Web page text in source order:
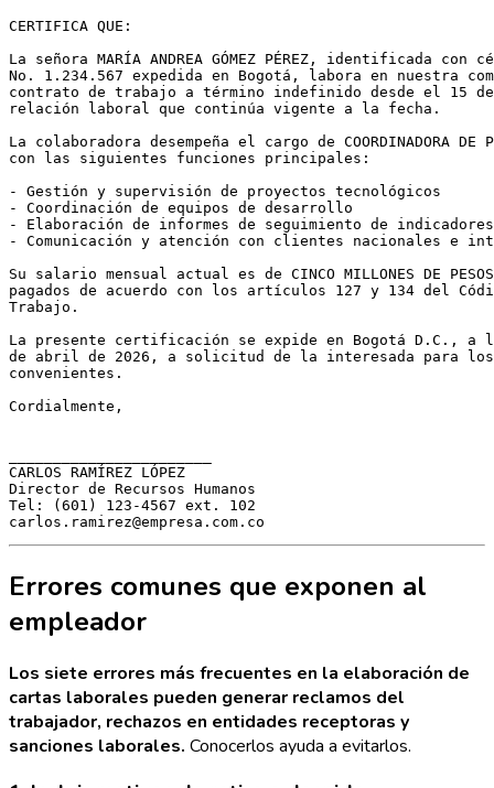
CERTIFICA QUE:
La señora MARÍA ANDREA GÓMEZ PÉREZ, identificada con
No. 1.234.567 expedida en Bogotá, labora en nuestra
contrato de trabajo a término indefinido desde el 15 de
relación laboral que continúa vigente a la fecha.
La colaboradora desempeña el cargo de COORDINADORA DE
con las siguientes funciones principales:
- Gestión y supervisión de proyectos tecnológicos
- Coordinación de equipos de desarrollo
- Elaboración de informes de seguimiento de indicadores
- Comunicación y atención con clientes nacionales e
Su salario mensual actual es de CINCO MILLONES DE
pagados de acuerdo con los artículos 127 y 134 del
Trabajo.
La presente certificación se expide en Bogotá D.C., a
de abril de 2026, a solicitud de la interesada para
convenientes.
Cordialmente,
CARLOS RAMÍREZ LÓPEZ
Director de Recursos Humanos
Tel: (601) 123-4567 ext. 102
Errores comunes que exponen al
empleador
Los siete errores más frecuentes en la elaboración de
cartas laborales pueden generar reclamos del
trabajador, rechazos en entidades receptoras y
sanciones laborales. Conocerlos ayuda a evitarlos.